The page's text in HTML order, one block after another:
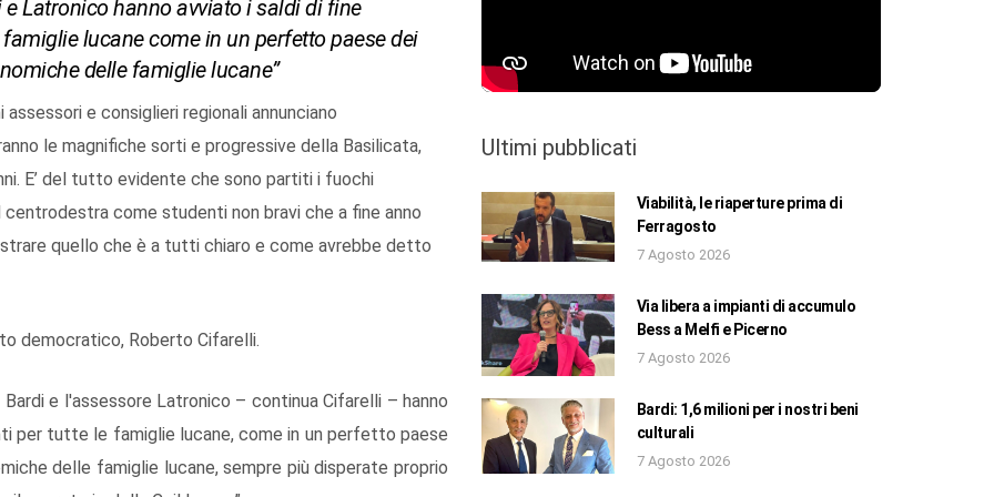
Latronico hanno avviato i saldi di fine
lucane come in un perfetto paese dei
delle famiglie lucane”
e consiglieri regionali annunciano
le magnifiche sorti e progressive della Basilicata,
E’ del tutto evidente che sono partiti i fuochi
come studenti non bravi che a fine anno
quello che è a tutti chiaro e come avrebbe detto
democratico, Roberto Cifarelli.
e l'assessore Latronico – continua Cifarelli – hanno
per tutte le famiglie lucane, come in un perfetto paese
delle famiglie lucane, sempre più disperate proprio
Ultimi pubblicati
Viabilità, le riaperture prima di
Ferragosto
7 Agosto 2026
Via libera a impianti di accumulo
Bess a Melfi e Picerno
7 Agosto 2026
Bardi: 1,6 milioni per i nostri beni
culturali
7 Agosto 2026